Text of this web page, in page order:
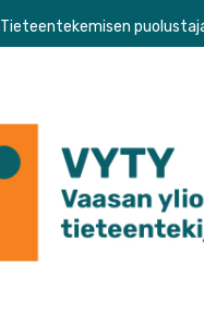
Tieteentekemisen